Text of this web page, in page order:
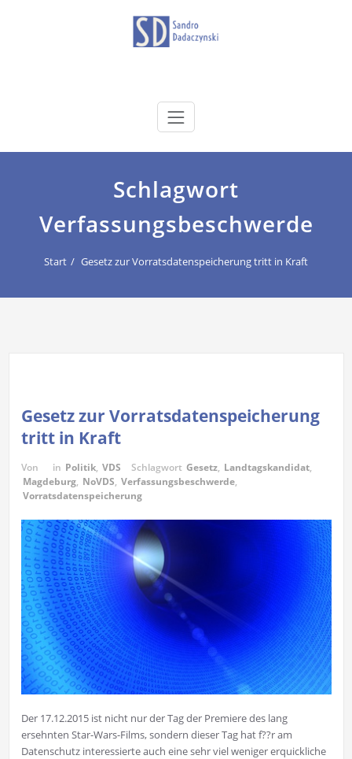
dadaczynski.de
Schlagwort
Verfassungsbeschwerde
Start Gesetz zur Vorratsdatenspeicherung tritt in Kraft
Gesetz zur Vorratsdatenspeicherung
tritt in Kraft
Von in Politik, VDS Schlagwort Gesetz, Landtagskandidat,
Magdeburg, NoVDS, Verfassungsbeschwerde,
Vorratsdatenspeicherung
Der 17.12.2015 ist nicht nur der Tag der Premiere des lang
ersehnten Star-Wars-Films, sondern dieser Tag hat f??r am
Datenschutz interessierte auch eine sehr viel weniger erquickliche